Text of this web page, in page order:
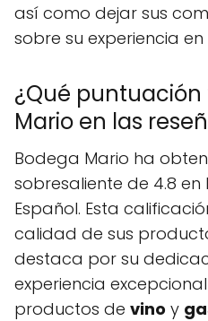
así como dejar sus
sobre su experiencia en
¿Qué
Mario en las
Bodega Mario ha
sobresaliente de 4.8 en
Español. Esta
calidad de sus
destaca por su
experiencia
productos de vino y